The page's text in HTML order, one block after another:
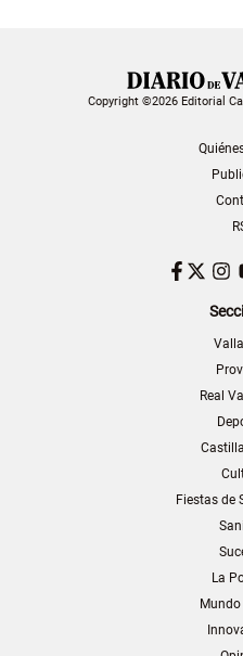
Copyright ©2026 Editorial
Real
Fiestas de
La